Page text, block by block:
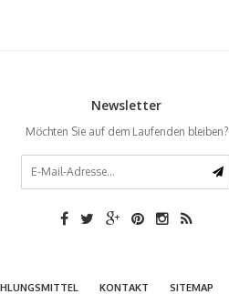
Newsletter
Möchten Sie auf dem Laufenden bleiben?
KONTAKT SITEMAP